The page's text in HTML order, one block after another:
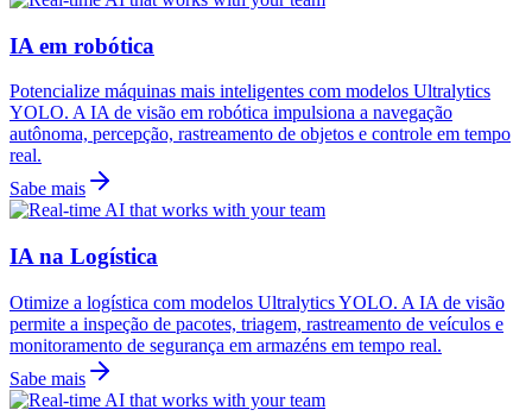
IA em robótica
Potencialize máquinas mais inteligentes com modelos Ultralytics
YOLO. A IA de visão em robótica impulsiona a navegação
autônoma, percepção, rastreamento de objetos e controle em tempo
real.
Sabe mais
IA na Logística
Otimize a logística com modelos Ultralytics YOLO. A IA de visão
permite a inspeção de pacotes, triagem, rastreamento de veículos e
monitoramento de segurança em armazéns em tempo real.
Sabe mais